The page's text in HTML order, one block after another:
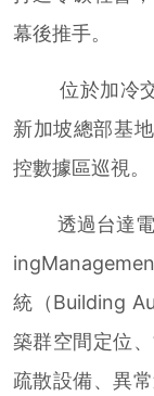
幕後推手。
位於加冷交
新加坡總部基
控數據區巡視。
透過台達電
統（Building
築群空間定位
疏散設備、異